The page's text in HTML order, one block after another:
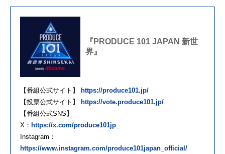
『PRODUCE 101 JAPAN 新世
界』
【番組公式サイト】
https://produce101.jp/
【投票公式サイト】
https://vote.produce101.jp/
【番組公式SNS】
X： https://x.com/produce101jp_
Instagram：
https://www.instagram.com/produce101japan_official/